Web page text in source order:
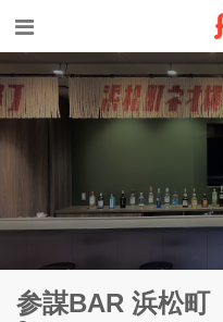
参謀BAR 浜松町